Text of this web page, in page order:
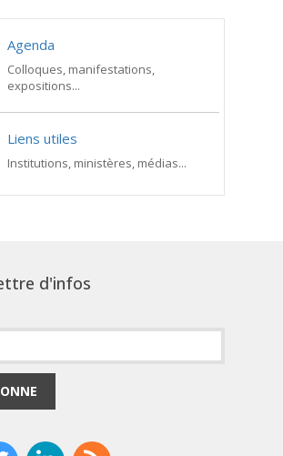
Agenda
Colloques, manifestations,
expositions...
Liens utiles
Institutions, ministères, médias...
d'infos